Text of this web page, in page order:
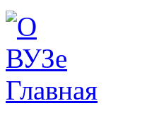
Вы здесь
Главная